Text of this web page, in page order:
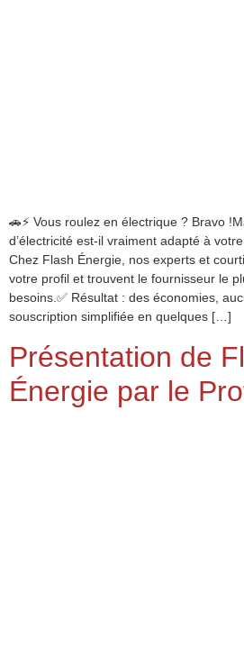
🚗⚡ Vous roulez en électrique ? Bravo
d’électricité est-il vraiment adapté à
Chez Flash Énergie, nos experts et
votre profil et trouvent le fournisseur le
besoins.✅ Résultat : des économies,
souscription simplifiée en quelques […]
Présentation de
Énergie par le